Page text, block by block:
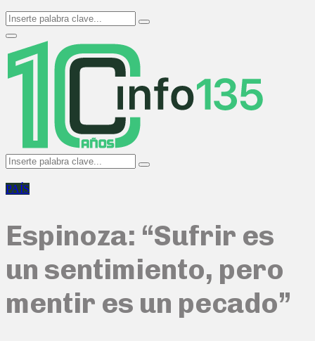
Search
for:
Search
Primary
Menu
Search
for:
Search
PAÍS
Espinoza: “Sufrir es
un sentimiento, pero
mentir es un pecado”